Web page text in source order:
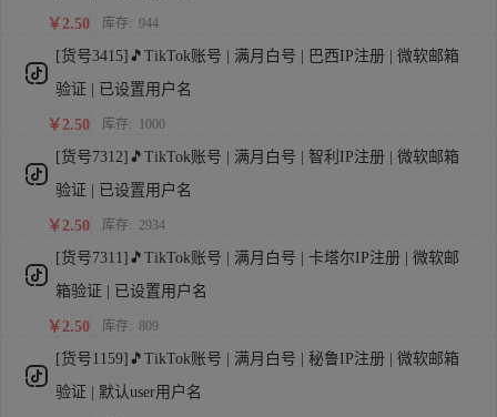
￥2.50 库存: 944
[货号3415]🎵TikTok账号 | 满月白号 | 巴西IP注册 | 微软邮箱
验证 | 已设置用户名
￥2.50 库存: 1000
[货号7312]🎵TikTok账号 | 满月白号 | 智利IP注册 | 微软邮箱
验证 | 已设置用户名
￥2.50 库存: 2934
[货号7311]🎵TikTok账号 | 满月白号 | 卡塔尔IP注册 | 微软邮
箱验证 | 已设置用户名
￥2.50 库存: 809
[货号1159]🎵TikTok账号 | 满月白号 | 秘鲁IP注册 | 微软邮箱
验证 | 默认user用户名